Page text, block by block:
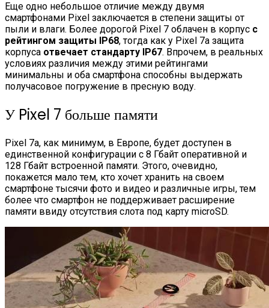
Еще одно небольшое отличие между двумя
смартфонами Pixel заключается в степени защиты от
пыли и влаги. Более дорогой Pixel 7 облачен в корпус с
рейтингом защиты IP68, тогда как у Pixel 7a защита
корпуса отвечает стандарту IP67. Впрочем, в реальных
условиях различия между этими рейтингами
минимальны и оба смартфона способны выдержать
получасовое погружение в пресную воду.
У Pixel 7 больше памяти
Pixel 7a, как минимум, в Европе, будет доступен в
единственной конфигурации с 8 Гбайт оперативной и
128 Гбайт встроенной памяти. Этого, очевидно,
покажется мало тем, кто хочет хранить на своем
смартфоне тысячи фото и видео и различные игры, тем
более что смартфон не поддерживает расширение
памяти ввиду отсутствия слота под карту microSD.